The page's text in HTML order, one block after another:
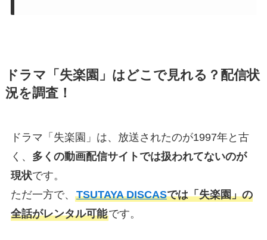
ドラマ「失楽園」はどこで見れる？配信状
況を調査！
ドラマ「失楽園」は、放送されたのが1997年と古
く、 多くの動画配信サイトでは扱われてないのが
現状です。
ただ一方で、 TSUTAYA DISCASでは「失楽園」の
全話がレンタル可能です。